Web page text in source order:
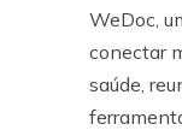
WeDoc,
conectar
saúde,